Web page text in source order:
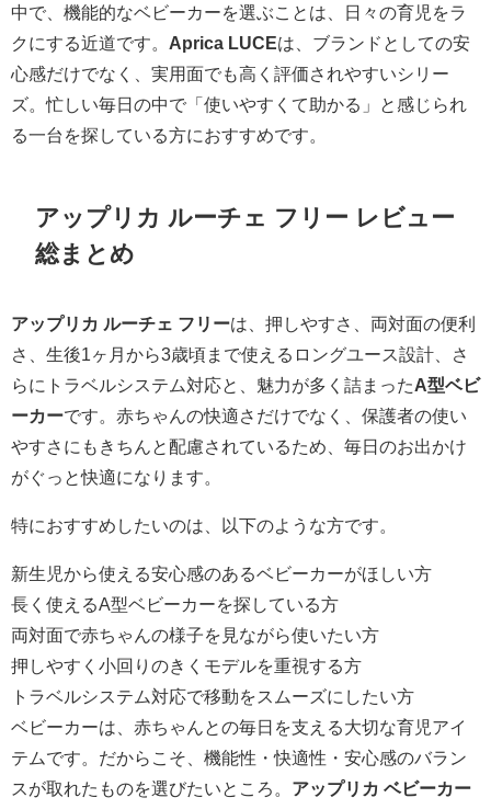
中で、機能的なベビーカーを選ぶことは、日々の育児をラ
クにする近道です。 Aprica LUCEは、ブランドとしての安
心感だけでなく、実用面でも高く評価されやすいシリー
ズ。忙しい毎日の中で「使いやすくて助かる」と感じられ
る一台を探している方におすすめです。
アップリカ ルーチェ フリー レビュー
総まとめ
アップリカ ルーチェ フリーは、押しやすさ、両対面の便利
さ、生後1ヶ月から3歳頃まで使えるロングユース設計、さ
らにトラベルシステム対応と、魅力が多く詰まったA型ベビ
ーカーです。赤ちゃんの快適さだけでなく、保護者の使い
やすさにもきちんと配慮されているため、毎日のお出かけ
がぐっと快適になります。
特におすすめしたいのは、以下のような方です。
新生児から使える安心感のあるベビーカーがほしい方
長く使えるA型ベビーカーを探している方
両対面で赤ちゃんの様子を見ながら使いたい方
押しやすく小回りのきくモデルを重視する方
トラベルシステム対応で移動をスムーズにしたい方
ベビーカーは、赤ちゃんとの毎日を支える大切な育児アイ
テムです。だからこそ、機能性・快適性・安心感のバラン
スが取れたものを選びたいところ。 アップリカ ベビーカー